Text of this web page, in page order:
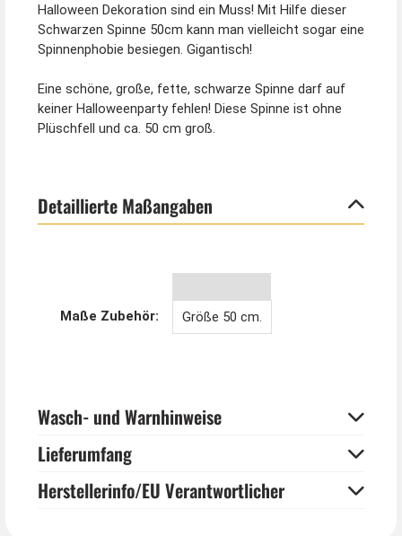
Halloween Dekoration sind ein Muss! Mit Hilfe dieser
Schwarzen Spinne 50cm kann man vielleicht sogar eine
Spinnenphobie besiegen. Gigantisch!
Eine schöne, große, fette, schwarze Spinne darf auf
keiner Halloweenparty fehlen! Diese Spinne ist ohne
Plüschfell und ca. 50 cm groß.
Detaillierte Maßangaben
Maße Zubehör: Größe 50 cm.
Wasch- und Warnhinweise
Lieferumfang
Herstellerinfo/EU Verantwortlicher